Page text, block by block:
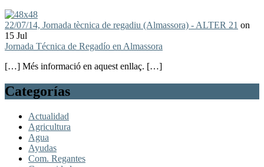
22/07/14, Jornada tècnica de regadiu (Almassora) - ALTER 21 on
15 Jul
Jornada Técnica de Regadío en Almassora
[…] Més informació en aquest enllaç. […]
Categorías
Actualidad
Agricultura
Agua
Ayudas
Com. Regantes